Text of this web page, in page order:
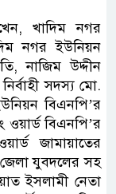
খাদিম নগর
নগর ইউনিয়ন
নাজিম উদ্দীন
সদস্য মো.
বিএনপি’র
বিএনপি’র
জামায়াতের
যুবদলের সহ
ইসলামী নেতা